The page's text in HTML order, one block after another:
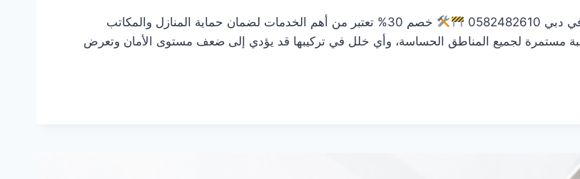
خصم 30% تعتبر من أهم الخدمات لضمان حماية المنازل والمكاتب
مستمرة لجميع المناطق الحساسة، وأي خلل في تركيبها قد يؤدي إلى ضعف مستوى الأمان وتعرض